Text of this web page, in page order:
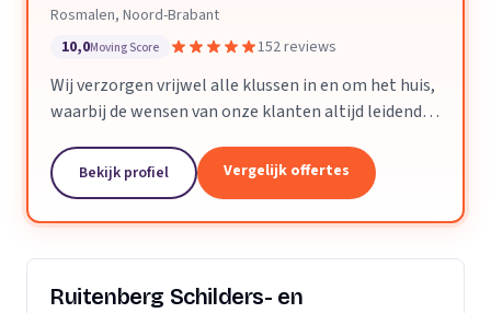
Rosmalen, Noord-Brabant
10,0Moving Score 152 reviews
Wij verzorgen vrijwel alle klussen in en om het huis,
waarbij de wensen van onze klanten altijd leidend
afspraak. Dankzij ons vakmanschap en direct...
Bekijk profiel Vergelijk offertes
Ruitenberg Schilders- en